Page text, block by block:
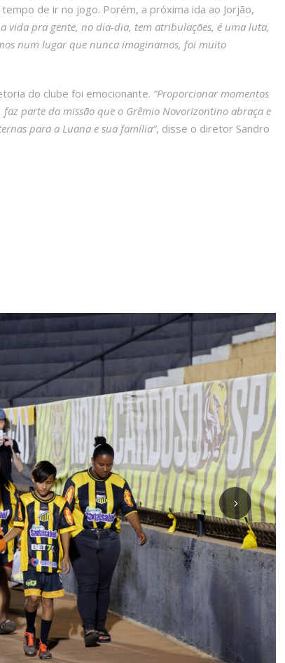
de ir no jogo. Porém, a próxima ida ao Jorjão,
vida pra gente, no dia-dia, tem atribulações, é uma luta,
num lugar que nunca imaginamos, foi muito
do clube foi emocionante. “Proporcionar momentos
parte da missão que o Grêmio Novorizontino abraça e
para a Luana e sua família”, disse o diretor Sandro